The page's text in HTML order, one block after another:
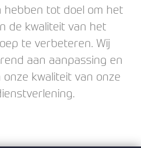
hebben tot doel om het
de kwaliteit van het
te verbeteren. Wij
aan aanpassing en
kwaliteit van onze